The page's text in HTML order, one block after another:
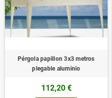
Pérgola papillon 3x3 metros
plegable aluminio
112,20 €